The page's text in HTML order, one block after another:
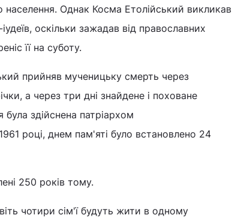
Однак Косма Етолійський викликав
оскільки зажадав від православних
її на суботу.
прийняв мученицьку смерть через
а через три дні знайдене і поховане
здійснена патріархом
році, днем ​​пам'яті було встановлено 24
250 років тому.
чотири сім'ї будуть жити в одному